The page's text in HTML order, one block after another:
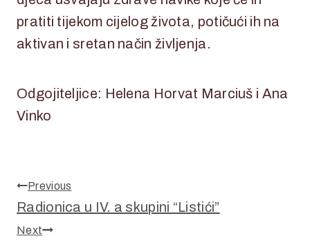
pratiti tijekom cijelog života, potičući ih na
aktivan i sretan način življenja.
Odgojiteljice: Helena Horvat Marciuš i Ana
Vinko
Navigacija
objava
Previous
Radionica u IV. a skupini “Listići”
Next